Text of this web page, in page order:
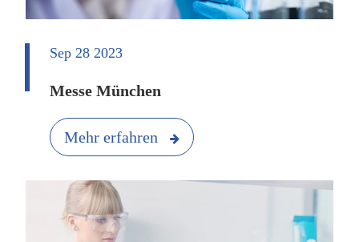
Sep 28 2023
Messe München
Mehr erfahren